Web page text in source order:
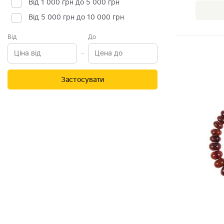
Від 1 000 грн до 5 000 грн
Від 5 000 грн до 10 000 грн
Від До
Застосувати